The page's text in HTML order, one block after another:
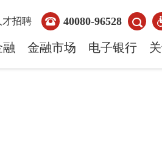
才招聘 40080-96528
融 金融市场 电子银行